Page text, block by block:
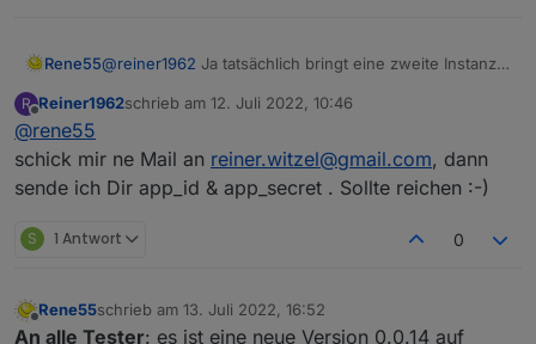
Rene55@reiner1962 Ja tatsächlich bringt eine zweite Instanz
immer auf "Station 1" abfragt. Hättest du den Mut, wir
versuchen, den auf mehrere BKW zu erweitern?
R
Offline
Reiner1962schrieb am 12. Juli 2022, 10:46
zuletzt editiert von
@rene55
schick mir ne Mail an reiner.witzel@gmail.com, dann
sende ich Dir app_id & app_secret . Sollte reichen :-)
S 1 Antwort 0
Offline
Rene55schrieb am 13. Juli 2022, 16:52
zuletzt editiert von
An alle Tester: es ist eine neue Version 0.0.14 auf